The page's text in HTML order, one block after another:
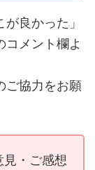
良かった」
コメント欄よ
ご協力をお願
・ご感想